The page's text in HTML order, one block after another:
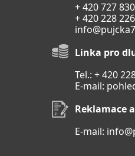
+ 420 727
+ 420 228
Linka pro
Tel.: + 420
E-mail:
Reklamace
E-mail: